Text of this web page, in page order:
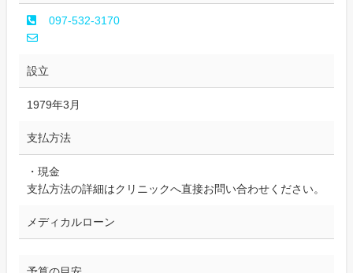
097-532-3170
設立
1979年3月
支払方法
・現金
支払方法の詳細はクリニックへ直接お問い合わせください。
メディカルローン